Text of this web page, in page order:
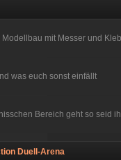
mit Messer und
was euch sonst einfällt
Bereich geht so seid
Duell-Arena